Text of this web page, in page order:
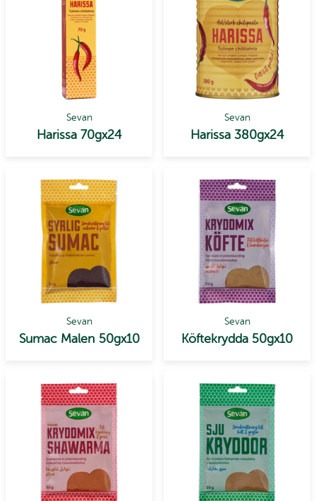
Sevan
Harissa 70gx24
Sevan
Harissa 380gx24
Sevan
Sumac Malen 50gx10
Sevan
Köftekrydda 50gx10